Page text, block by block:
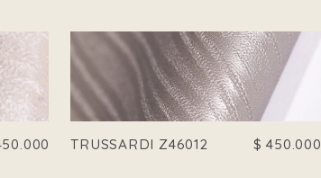
TRUSSARDI Z46012 $ 450.000